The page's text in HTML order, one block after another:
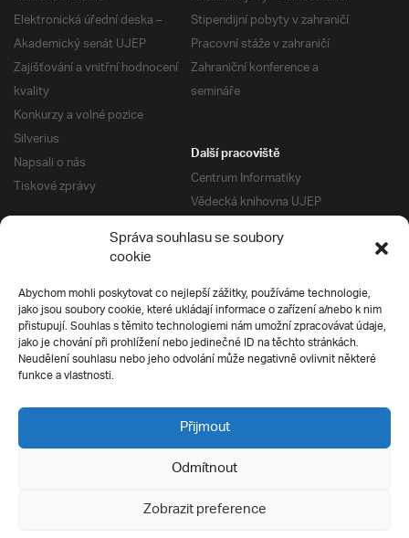
Správa souhlasu se soubory
cookie
Abychom mohli poskytovat co nejlepší zážitky, používáme technologie,
jako jsou soubory cookie, které ukládají informace o zařízení a/nebo k nim
přistupují. Souhlas s těmito technologiemi nám umožní zpracovávat údaje,
jako je chování při prohlížení nebo jedinečné ID na těchto stránkách.
Neudělení souhlasu nebo jeho odvolání může negativně ovlivnit některé
funkce a vlastnosti.
Přijmout
Odmítnout
Zobrazit preference
Elektronická úřední deska –
Akademický senát UJEP
Zajišťování a vnitřní hodnocení
kvality
Konkurzy a volné pozice
Silverius
Napsali o nás
Tiskové zprávy
Stipendijní pobyty v zahraničí
Pracovní stáže v zahraničí
Zahraniční konference a
semináře
Další pracoviště
Centrum Informatiky
Vědecká knihovna UJEP
Správa kolejí a menz
Univerzitní centrum podpory
Silverius
Pro uchazeče
Přijímací řízení
E-prihlaska
Přípravné kurzy
Ochrana soukromí
Všechna práva vyhrazena